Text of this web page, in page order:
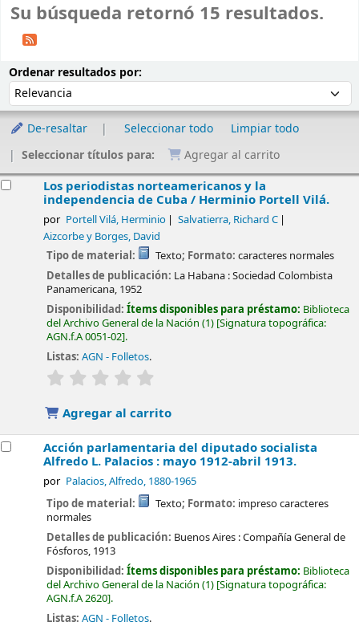
Su búsqueda retornó 15 resultados.
Ordenar resultados por:
De-resaltar Seleccionar todo
Limpiar todo
Seleccionar títulos para:
Agregar al carrito
Los periodistas norteamericanos y la
independencia de Cuba / Herminio Portell Vilá.
por Portell Vilá, Herminio
Salvatierra, Richard C
Aizcorbe y Borges, David
Tipo de material: Texto; Formato: caracteres normales
Detalles de publicación: La Habana :Sociedad Colombista
Panamericana, 1952
Disponibilidad:Ítems disponibles para préstamo: Biblioteca
del Archivo General de la Nación (1) Signatura topográfica:
AGN.f.A 0051-02 .
Listas: AGN - Folletos.
valoración
Agregar al carrito
Acción parlamentaria del diputado socialista
Alfredo L. Palacios : mayo 1912-abril 1913.
por Palacios, Alfredo, 1880-1965
Tipo de material: Texto; Formato: impreso caracteres
normales
Detalles de publicación: Buenos Aires :Compañía General de
Fósforos, 1913
Disponibilidad:Ítems disponibles para préstamo: Biblioteca
del Archivo General de la Nación (1) Signatura topográfica:
AGN.f.A 2620 .
Listas: AGN - Folletos.